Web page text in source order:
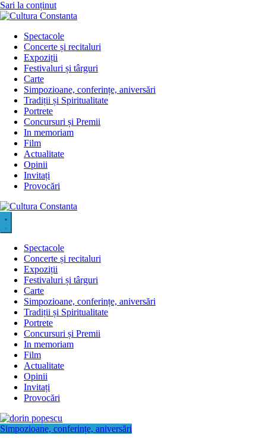
Sari la conținut
Spectacole
Concerte și recitaluri
Expoziții
Festivaluri și târguri
Carte
Simpozioane, conferințe, aniversări
Tradiții și Spiritualitate
Portrete
Concursuri și Premii
In memoriam
Film
Actualitate
Opinii
Invitați
Provocări
Spectacole
Concerte și recitaluri
Expoziții
Festivaluri și târguri
Carte
Simpozioane, conferințe, aniversări
Tradiții și Spiritualitate
Portrete
Concursuri și Premii
In memoriam
Film
Actualitate
Opinii
Invitați
Provocări
Simpozioane, conferințe, aniversări